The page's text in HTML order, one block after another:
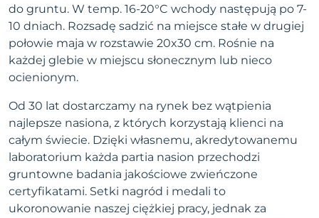
do gruntu. W temp. 16-20°C wchody następują po 7-
10 dniach. Rozsadę sadzić na miejsce stałe w drugiej
połowie maja w rozstawie 20x30 cm. Rośnie na
każdej glebie w miejscu słonecznym lub nieco
ocienionym.
Od 30 lat dostarczamy na rynek bez wątpienia
najlepsze nasiona, z których korzystają klienci na
całym świecie. Dzięki własnemu, akredytowanemu
laboratorium każda partia nasion przechodzi
gruntowne badania jakościowe zwieńczone
certyfikatami. Setki nagród i medali to
ukoronowanie naszej ciężkiej pracy, jednak za